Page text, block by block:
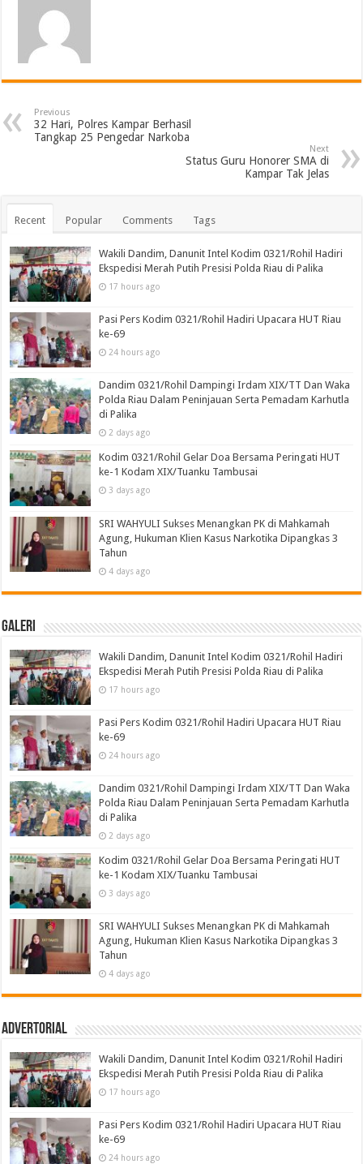
Previous
32 Hari, Polres Kampar Berhasil
Tangkap 25 Pengedar Narkoba
Next
Status Guru Honorer SMA di
Kampar Tak Jelas
Recent Popular Comments Tags
Wakili Dandim, Danunit Intel Kodim 0321/Rohil Hadiri
Ekspedisi Merah Putih Presisi Polda Riau di Palika
17 hours ago
Pasi Pers Kodim 0321/Rohil Hadiri Upacara HUT Riau
ke-69
24 hours ago
Dandim 0321/Rohil Dampingi Irdam XIX/TT Dan Waka
Polda Riau Dalam Peninjauan Serta Pemadam Karhutla
di Palika
2 days ago
Kodim 0321/Rohil Gelar Doa Bersama Peringati HUT
ke-1 Kodam XIX/Tuanku Tambusai
3 days ago
SRI WAHYULI Sukses Menangkan PK di Mahkamah
Agung, Hukuman Klien Kasus Narkotika Dipangkas 3
Tahun
4 days ago
Galeri
Wakili Dandim, Danunit Intel Kodim 0321/Rohil Hadiri
Ekspedisi Merah Putih Presisi Polda Riau di Palika
17 hours ago
Pasi Pers Kodim 0321/Rohil Hadiri Upacara HUT Riau
ke-69
24 hours ago
Dandim 0321/Rohil Dampingi Irdam XIX/TT Dan Waka
Polda Riau Dalam Peninjauan Serta Pemadam Karhutla
di Palika
2 days ago
Kodim 0321/Rohil Gelar Doa Bersama Peringati HUT
ke-1 Kodam XIX/Tuanku Tambusai
3 days ago
SRI WAHYULI Sukses Menangkan PK di Mahkamah
Agung, Hukuman Klien Kasus Narkotika Dipangkas 3
Tahun
4 days ago
Advertorial
Wakili Dandim, Danunit Intel Kodim 0321/Rohil Hadiri
Ekspedisi Merah Putih Presisi Polda Riau di Palika
17 hours ago
Pasi Pers Kodim 0321/Rohil Hadiri Upacara HUT Riau
ke-69
24 hours ago